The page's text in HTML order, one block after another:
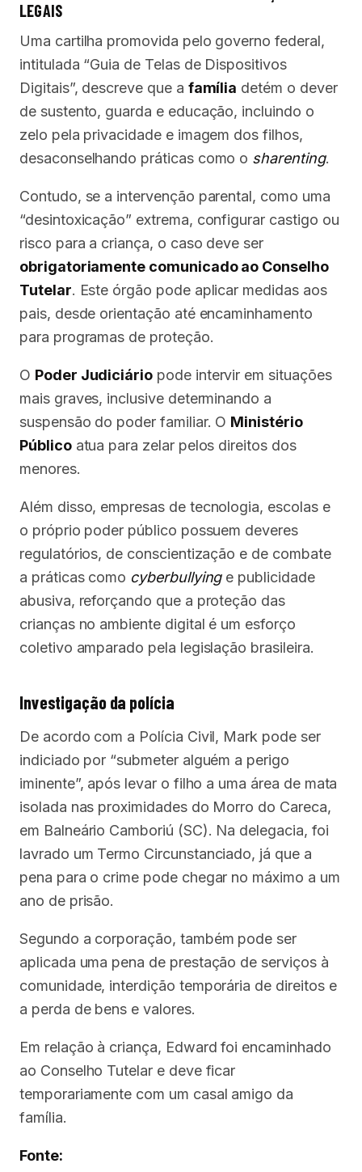
LEGAIS
Uma cartilha promovida pelo governo federal,
intitulada “Guia de Telas de Dispositivos
Digitais”, descreve que a família detém o dever
de sustento, guarda e educação, incluindo o
zelo pela privacidade e imagem dos filhos,
desaconselhando práticas como o sharenting.
Contudo, se a intervenção parental, como uma
“desintoxicação” extrema, configurar castigo ou
risco para a criança, o caso deve ser
obrigatoriamente comunicado ao Conselho
Tutelar. Este órgão pode aplicar medidas aos
pais, desde orientação até encaminhamento
para programas de proteção.
O Poder Judiciário pode intervir em situações
mais graves, inclusive determinando a
suspensão do poder familiar. O Ministério
Públicoatua para zelar pelos direitos dos
menores.
Além disso, empresas de tecnologia, escolas e
o próprio poder público possuem deveres
regulatórios, de conscientização e de combate
a práticas como cyberbullyinge publicidade
abusiva, reforçando que a proteção das
crianças no ambiente digital é um esforço
coletivo amparado pela legislação brasileira.
Investigação da polícia
De acordo com a Polícia Civil, Mark pode ser
indiciado por “submeter alguém a perigo
iminente”, após levar o filho a uma área de mata
isolada nas proximidades do Morro do Careca,
em Balneário Camboriú (SC). Na delegacia, foi
lavrado um Termo Circunstanciado, já que a
pena para o crime pode chegar no máximo a um
ano de prisão.
Segundo a corporação, também pode ser
aplicada uma pena de prestação de serviços à
comunidade, interdição temporária de direitos e
a perda de bens e valores.
Em relação à criança, Edward foi encaminhado
ao Conselho Tutelar e deve ficar
temporariamente com um casal amigo da
família.
Fonte: